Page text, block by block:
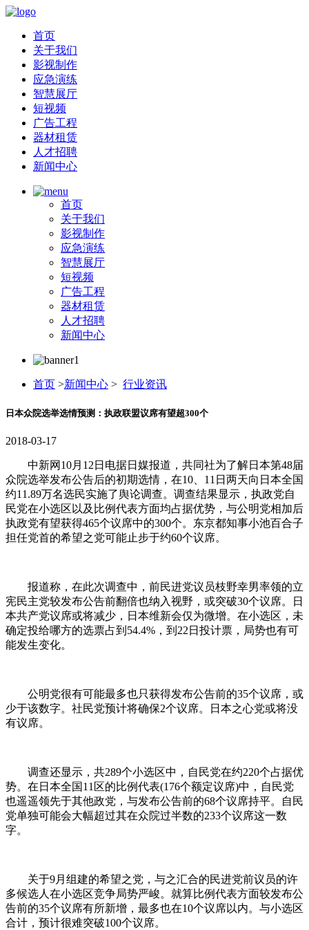
首页
关于我们
影视制作
应急演练
智慧展厅
短视频
广告工程
器材租赁
人才招聘
新闻中心
首页
关于我们
影视制作
应急演练
智慧展厅
短视频
广告工程
器材租赁
人才招聘
新闻中心
首页 >新闻中心 > 行业资讯
日本众院选举选情预测：执政联盟议席有望超300个
2018-03-17
中新网10月12日电据日媒报道，共同社为了解日本第48届
众院选举发布公告后的初期选情，在10、11日两天向日本全国
约11.89万名选民实施了舆论调查。调查结果显示，执政党自
民党在小选区以及比例代表方面均占据优势，与公明党相加后
执政党有望获得465个议席中的300个。东京都知事小池百合子
担任党首的希望之党可能止步于约60个议席。
报道称，在此次调查中，前民进党议员枝野幸男率领的立
宪民主党较发布公告前翻倍也纳入视野，或突破30个议席。日
本共产党议席或将减少，日本维新会仅为微增。在小选区，未
确定投给哪方的选票占到54.4%，到22日投计票，局势也有可
能发生变化。
公明党很有可能最多也只获得发布公告前的35个议席，或
少于该数字。社民党预计将确保2个议席。日本之心党或将没
有议席。
调查还显示，共289个小选区中，自民党在约220个占据优
势。在日本全国11区的比例代表(176个额定议席)中，自民党
也遥遥领先于其他政党，与发布公告前的68个议席持平。自民
党单独可能会大幅超过其在众院过半数的233个议席这一数
字。
关于9月组建的希望之党，与之汇合的民进党前议员的许
多候选人在小选区竞争局势严峻。就算比例代表方面较发布公
告前的35个议席有所新增，最多也在10个议席以内。与小选区
合计，预计很难突破100个议席。